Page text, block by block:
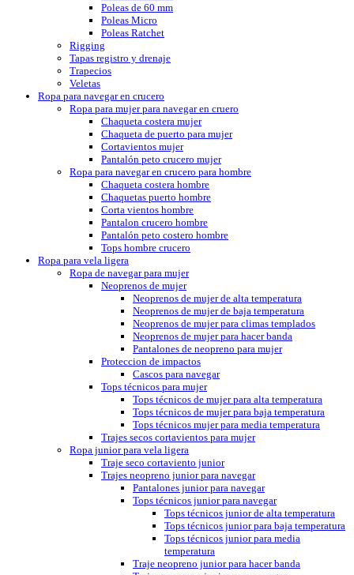
Poleas de 60 mm
Poleas Micro
Poleas Ratchet
Rigging
Tapas registro y drenaje
Trapecios
Veletas
Ropa para navegar en crucero
Ropa para mujer para navegar en cruero
Chaqueta costera mujer
Chaqueta de puerto para mujer
Cortavientos mujer
Pantalón peto crucero mujer
Ropa para navegar en crucero para hombre
Chaqueta costera hombre
Chaquetas puerto hombre
Corta vientos hombre
Pantalon crucero hombre
Pantalón peto costero hombre
Tops hombre crucero
Ropa para vela ligera
Ropa de navegar para mujer
Neoprenos de mujer
Neoprenos de mujer de alta temperatura
Neoprenos de mujer de baja temperatura
Neoprenos de mujer para climas templados
Neoprenos de mujer para hacer banda
Pantalones de neopreno para mujer
Proteccion de impactos
Cascos para navegar
Tops técnicos para mujer
Tops técnicos de mujer para alta temperatura
Tops técnicos de mujer para baja temperatura
Tops técnicos mujer para media temperatura
Trajes secos cortavientos para mujer
Ropa junior para vela ligera
Traje seco cortaviento junior
Trajes neopreno junior para navegar
Pantalones junior para navegar
Tops técnicos junior para navegar
Tops técnicos junior de alta temperatura
Tops técnicos junior para baja temperatura
Tops técnicos junior para media
temperatura
Traje neopreno junior para hacer banda